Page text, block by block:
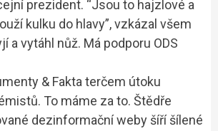
prezident. “Jsou to hajzlové a
kulku do hlavy”, vzkázal všem
a vytáhl nůž. Má podporu ODS
& Fakta terčem útoku
To máme za to. Štědře
dezinformační weby šíří šílené